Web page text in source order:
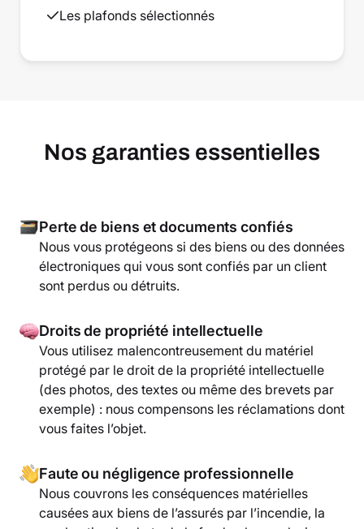
Les plafonds sélectionnés
Nos garanties essentielles
Perte de biens et documents confiés
Nous vous protégeons si des biens ou des données
électroniques qui vous sont confiés par un client
sont perdus ou détruits.
Droits de propriété intellectuelle
Vous utilisez malencontreusement du matériel
protégé par le droit de la propriété intellectuelle
(des photos, des textes ou même des brevets par
exemple) : nous compensons les réclamations dont
vous faites l’objet.
Faute ou négligence professionnelle
Nous couvrons les conséquences matérielles
causées aux biens de l’assurés par l’incendie, la